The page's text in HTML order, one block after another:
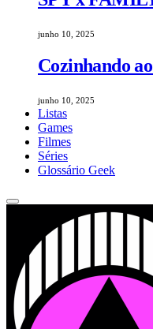
junho 10, 2025
Cozinhando
junho 10, 2025
Listas
Games
Filmes
Séries
Glossário Geek